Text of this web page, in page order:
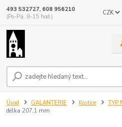
CZK
493 532727, 608 956210
(Po-Pá, 8-15 hod.)
Úvod GALANTERIE Kostice TYP
délka 207,1 mm